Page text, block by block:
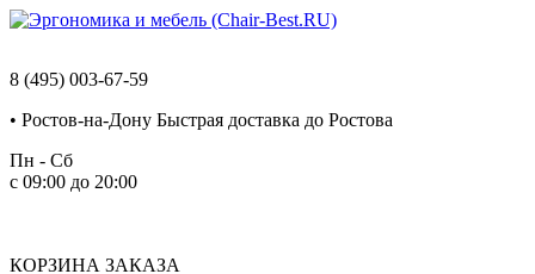
8 (495) 003-67-59
• Ростов-на-Дону Быстрая доставка до Ростова
Пн - Сб
с 09:00 до 20:00
КОРЗИНА ЗАКАЗА